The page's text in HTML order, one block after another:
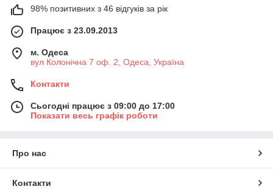
98% позитивних з 46 відгуків за рік
Працює з 23.09.2013
м. Одеса
вул Колонічна 7 оф. 2, Одеса, Україна
Контакти
Сьогодні працює з 09:00 до 17:00
Показати весь графік роботи
Про нас
Контакти